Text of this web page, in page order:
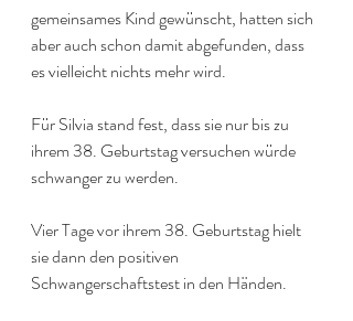
gemeinsames Kind gewünscht, hatten sich
aber auch schon damit abgefunden, dass
es vielleicht nichts mehr wird.
Für Silvia stand fest, dass sie nur bis zu
ihrem 38. Geburtstag versuchen würde
schwanger zu werden.
Vier Tage vor ihrem 38. Geburtstag hielt
sie dann den positiven
Schwangerschaftstest in den Händen.